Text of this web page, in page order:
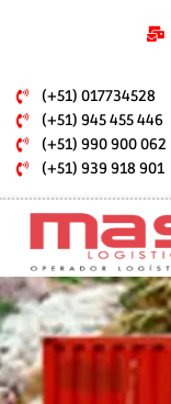
(+51) 017734528
(+51) 945 455 446
(+51) 990 900 062
(+51) 939 918 901